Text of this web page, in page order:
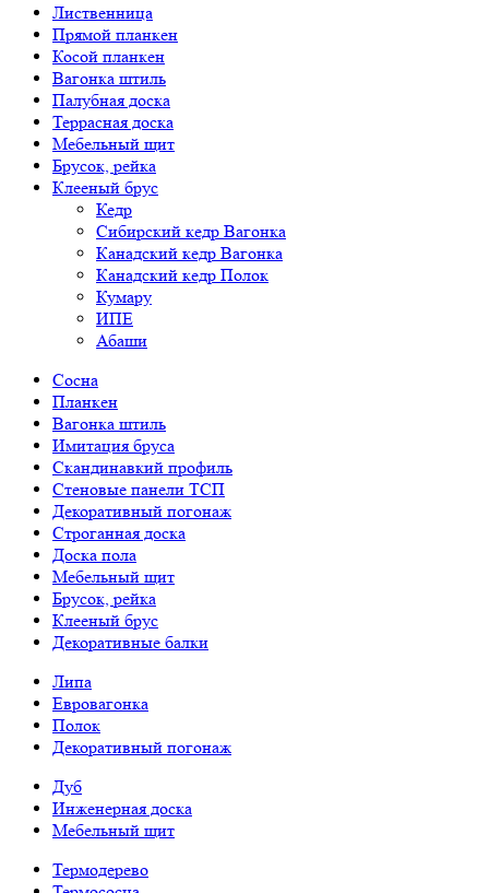
Лиственница
Прямой планкен
Косой планкен
Вагонка штиль
Палубная доска
Террасная доска
Мебельный щит
Брусок, рейка
Клееный брус
Кедр
Сибирский кедр Вагонка
Канадский кедр Вагонка
Канадский кедр Полок
Кумару
ИПЕ
Абаши
Сосна
Планкен
Вагонка штиль
Имитация бруса
Скандинавкий профиль
Стеновые панели ТСП
Декоративный погонаж
Строганная доска
Доска пола
Мебельный щит
Брусок, рейка
Клееный брус
Декоративные балки
Липа
Евровагонка
Полок
Декоративный погонаж
Дуб
Инженерная доска
Мебельный щит
Термодерево